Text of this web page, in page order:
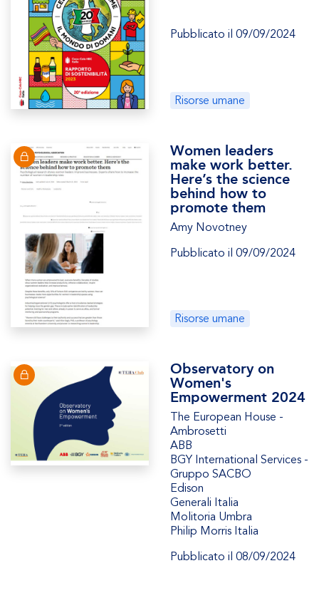
Pubblicato il 09/09/2024
Risorse umane
Women leaders
make work better.
Here’s the science
behind how to
promote them
Amy Novotney
Pubblicato il 09/09/2024
Risorse umane
Observatory on
Women's
Empowerment 2024
The European House -
Ambrosetti
ABB
BGY International Services -
Gruppo SACBO
Edison
Generali Italia
Molitoria Umbra
Philip Morris Italia
Pubblicato il 08/09/2024